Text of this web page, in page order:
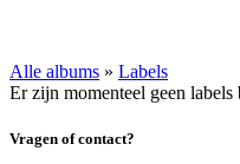
Alle albums » Labels
Er zijn momenteel geen labels
Vragen of contact?